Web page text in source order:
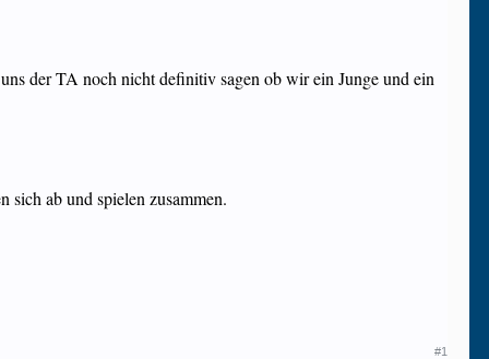
der TA noch nicht definitiv sagen ob wir ein Junge und ein
sich ab und spielen zusammen.
#1